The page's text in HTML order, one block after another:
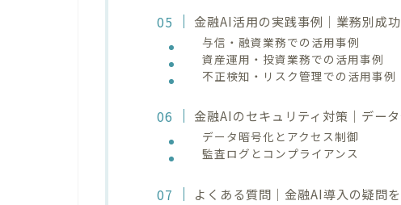
金融AI活用の実践事例｜業務別成
与信・融資業務での活用事例
資産運用・投資業務での活用事例
不正検知・リスク管理での活用事例
金融AIのセキュリティ対策｜デー
データ暗号化とアクセス制御
監査ログとコンプライアンス
よくある質問｜金融AI導入の疑問を